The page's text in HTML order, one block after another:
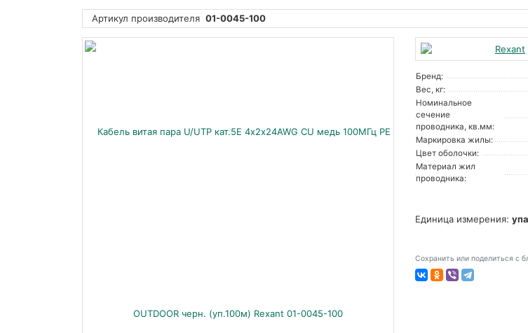
Артикул производителя 01-0045-100
Бренд:
Вес, кг:
Номинальное
сечение
проводника, кв.мм:
Маркировка жилы:
Цвет оболочки:
Материал жил
проводника:
Единица измерения:
Сохранить или поделиться с